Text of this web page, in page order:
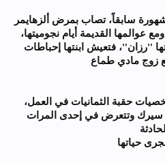
سابقاً، تصاب بمرض ألزهايمر
عوالمها القديمة أيام نجوميتها،
"رزان"، فتعيش ابنتها إحباطات
زوج مادي طماع
حقبة الثمانيات في العمل،
وتتعرض في إحدى المرات
لحادثة
حياتها